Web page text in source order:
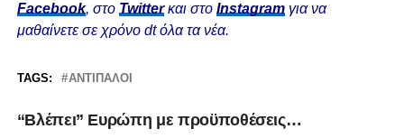
Facebook, στο Twitterκαι στο Instagram για να
μαθαίνετε σε χρόνο dt όλα τα νέα.
TAGS: ΑΝΤΊΠΑΛΟΙ
“Βλέπει” Ευρώπη με προϋποθέσεις…